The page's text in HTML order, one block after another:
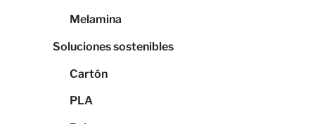
Melamina
Soluciones sostenibles
Cartón
PLA